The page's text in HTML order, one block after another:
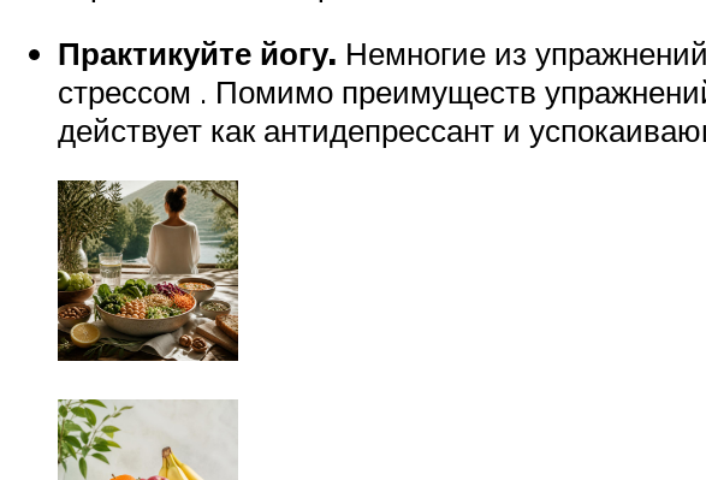
Практикуйте йогу. Немногие из
стрессом . Помимо преимуществ
действует как антидепрессант и